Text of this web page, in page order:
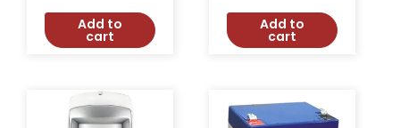
Add to
cart
Add to
cart